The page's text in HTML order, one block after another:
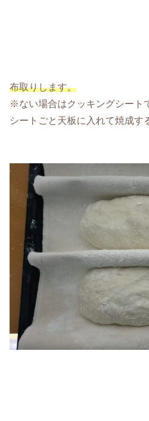
布取りします。
※ない場合はクッキングシート
シートごと天板に入れて焼成す